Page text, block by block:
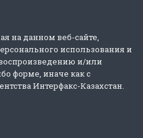
на данном веб-сайте,
использования и
и/или
форме, иначе как с
Интерфакс-Казахстан.